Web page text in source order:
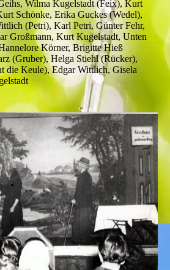
Wilma Kugelstadt (Feix), Kurt
Schönke, Erika Guckes (Wedel),
(Petri), Karl Petri, Günter Fehr,
Großmann, Kurt Kugelstadt, Unten
Körner, Brigitte Hieß
(Gruber), Helga Stiehl (Rücker),
die Keule), Edgar Wittlich, Gisela